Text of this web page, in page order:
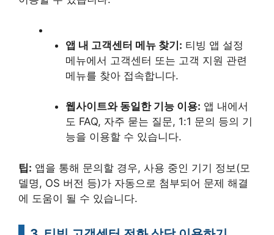
앱 내 고객센터 메뉴 찾기: 티빙 앱 설정
메뉴에서 고객센터 또는 고객 지원 관련
메뉴를 찾아 접속합니다.
웹사이트와 동일한 기능 이용: 앱 내에서
도 FAQ, 자주 묻는 질문, 1:1 문의 등의 기
능을 이용할 수 있습니다.
팁: 앱을 통해 문의할 경우, 사용 중인 기기 정보(모
델명, OS 버전 등)가 자동으로 첨부되어 문제 해결
에 도움이 될 수 있습니다.